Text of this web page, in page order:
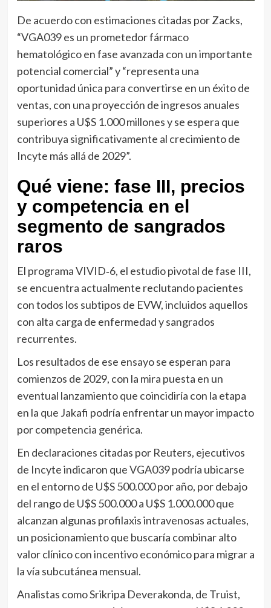
De acuerdo con estimaciones citadas por Zacks,
“VGA039 es un prometedor fármaco
hematológico en fase avanzada con un importante
potencial comercial” y “representa una
oportunidad única para convertirse en un éxito de
ventas, con una proyección de ingresos anuales
superiores a U$S 1.000 millones y se espera que
contribuya significativamente al crecimiento de
Incyte más allá de 2029”.
Qué viene: fase III, precios
y competencia en el
segmento de sangrados
raros
El programa VIVID‑6, el estudio pivotal de fase III,
se encuentra actualmente reclutando pacientes
con todos los subtipos de EVW, incluidos aquellos
con alta carga de enfermedad y sangrados
recurrentes.
Los resultados de ese ensayo se esperan para
comienzos de 2029, con la mira puesta en un
eventual lanzamiento que coincidiría con la etapa
en la que Jakafi podría enfrentar un mayor impacto
por competencia genérica.
En declaraciones citadas por Reuters, ejecutivos
de Incyte indicaron que VGA039 podría ubicarse
en el entorno de U$S 500.000 por año, por debajo
del rango de U$S 500.000 a U$S 1.000.000 que
alcanzan algunas profilaxis intravenosas actuales,
un posicionamiento que buscaría combinar alto
valor clínico con incentivo económico para migrar a
la vía subcutánea mensual.
Analistas como Srikripa Deverakonda, de Truist,